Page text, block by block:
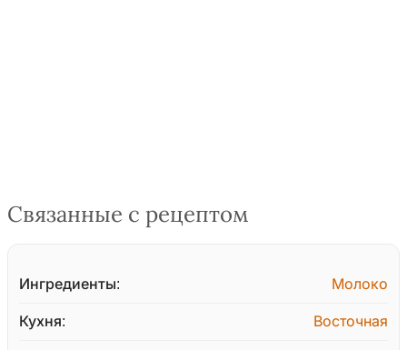
Связанные с рецептом
Ингредиенты: Молоко
Кухня: Восточная